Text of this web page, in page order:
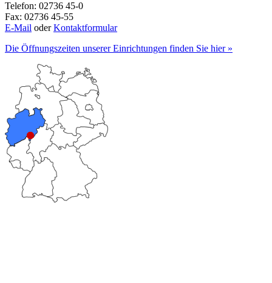
Telefon: 02736 45-0
Fax: 02736 45-55
E-Mail oderKontaktformular
Die Öffnungszeiten unserer Einrichtungen finden Sie hier »